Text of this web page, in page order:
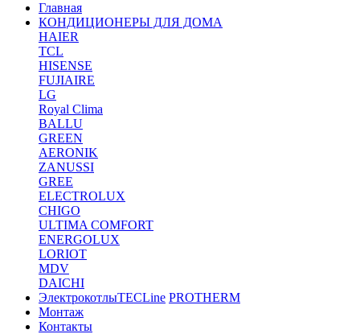
Главная
КОНДИЦИОНЕРЫ ДЛЯ ДОМА
HAIER
TCL
HISENSE
FUJIAIRE
LG
Royal Clima
BALLU
GREEN
AERONIK
ZANUSSI
GREE
ELECTROLUX
CHIGO
ULTIMA COMFORT
ENERGOLUX
LORIOT
MDV
DAICHI
ЭлектрокотлыTECLine PROTHERM
Монтаж
Контакты